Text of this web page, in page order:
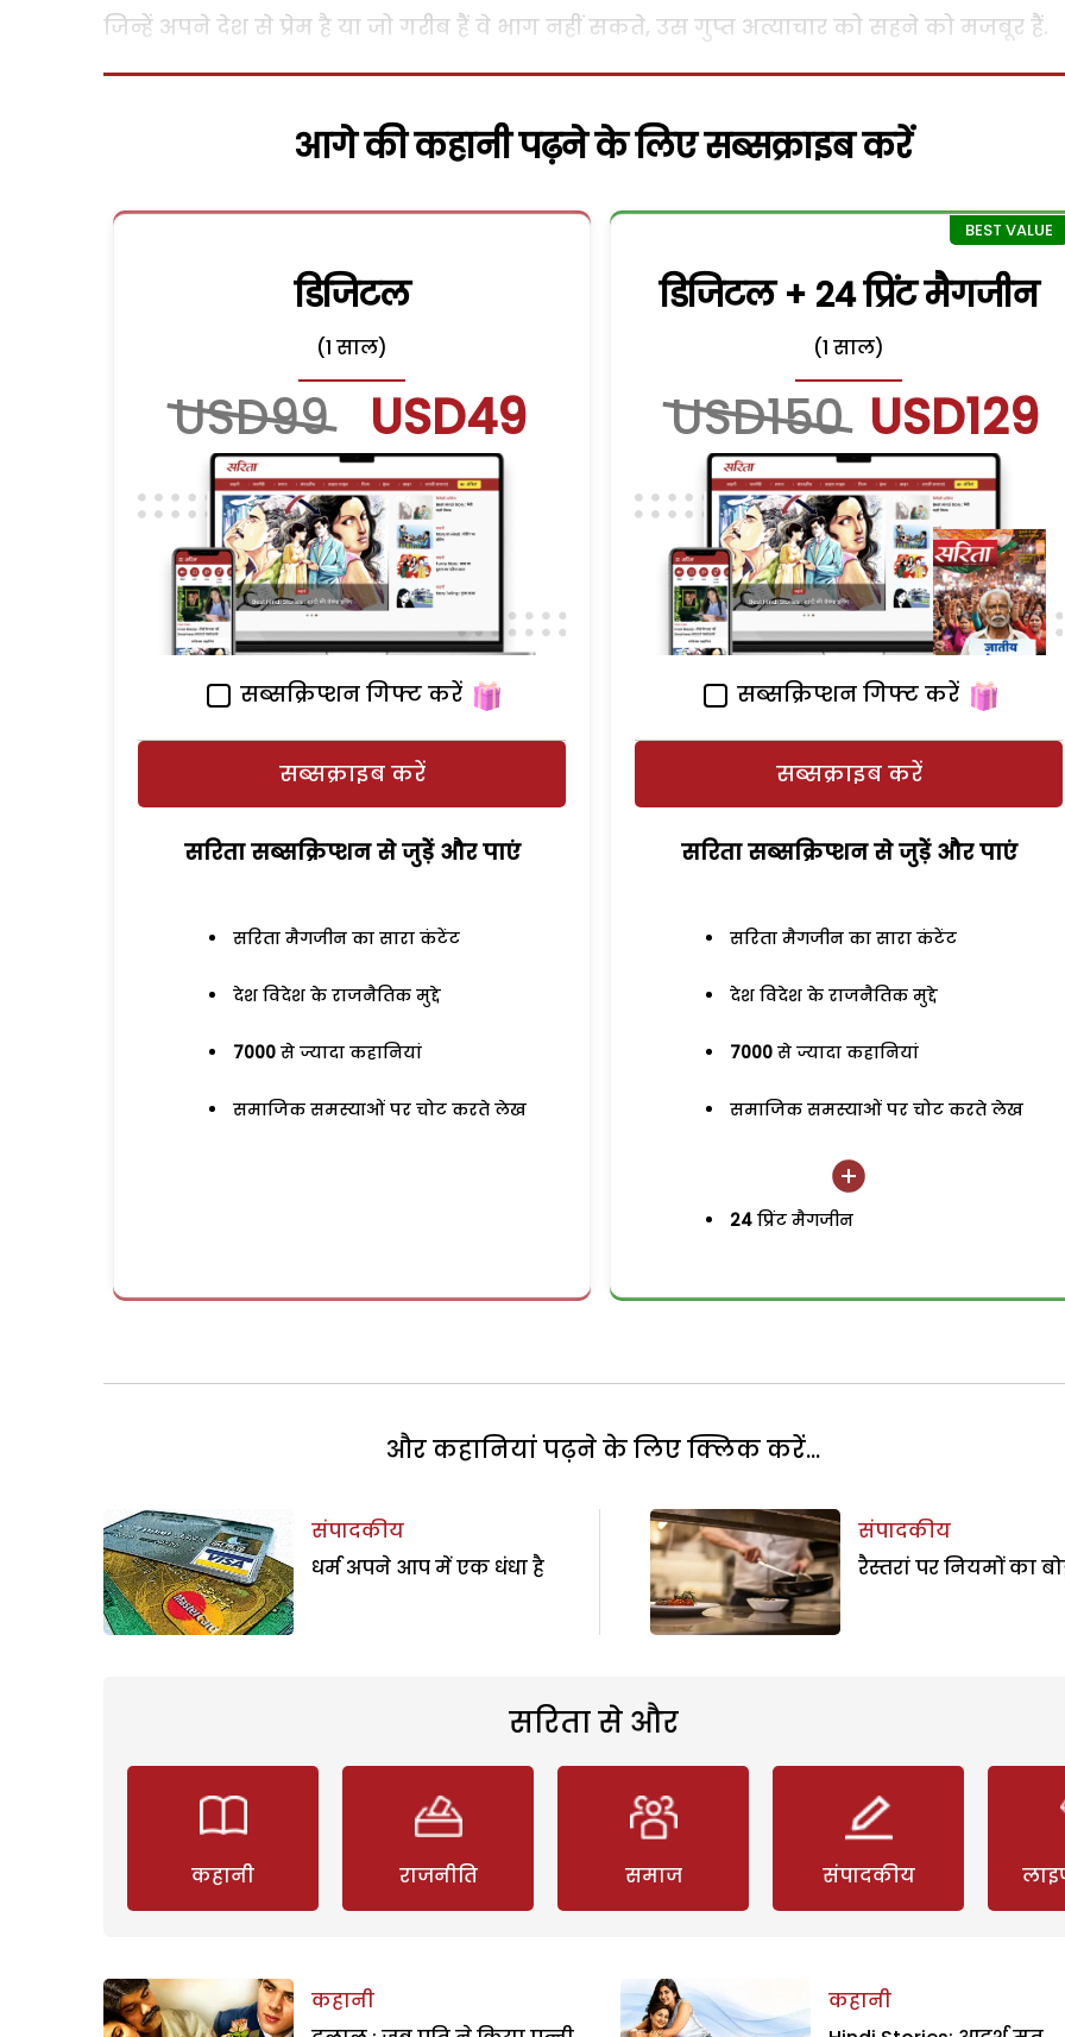
जिन्हें अपने देश से प्रेम है या जो गरीब हैं वे भाग नहीं सकते, उस गुप्त अत्याचार को सहने को मजबूर हैं.
आगे की कहानी पढ़ने के लिए सब्सक्राइब करें
डिजिटल
(1 साल)
USD99 USD49
सब्सक्रिप्शन गिफ्ट करें
सब्सक्राइब करें
सरिता सब्सक्रिप्शन से जुड़ेें और पाएं
सरिता मैगजीन का सारा कंटेंट
देश विदेश के राजनैतिक मुद्दे
7000 से ज्यादा कहानियां
समाजिक समस्याओं पर चोट करते लेख
डिजिटल + 24 प्रिंट मैगजीन
(1 साल)
USD150 USD129
सब्सक्रिप्शन गिफ्ट करें
सब्सक्राइब करें
सरिता सब्सक्रिप्शन से जुड़ेें और पाएं
सरिता मैगजीन का सारा कंटेंट
देश विदेश के राजनैतिक मुद्दे
7000 से ज्यादा कहानियां
समाजिक समस्याओं पर चोट करते लेख
24 प्रिंट मैगजीन
और कहानियां पढ़ने के लिए क्लिक करें...
संपादकीय
धर्म अपने आप में एक धंधा है
संपादकीय
रैस्तरां पर नियमों का
सरिता से और
कहानी राजनीति समाज संपादकीय
कहानी
कहानी